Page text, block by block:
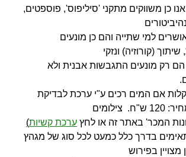
כן משווקים מתקני 'סיליפוס', פוספטים,
למי שתייה והם כן מונעים
(קורוזיה) ונזקי
רק מונעים התגבשות אבנית ולא
אם המים רכים ע"י ערכת לבדיקת
המכר' באתר זה או לחץ ערכת קשיות)
בדרך כלל כמעט לכל סוג של מגהץ
בפירוש